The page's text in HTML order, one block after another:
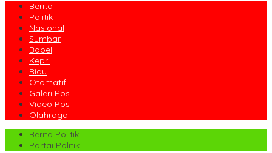
Berita
Politik
Nasional
Sumbar
Babel
Kepri
Riau
Otomatif
Galeri Pos
Video Pos
Olahraga
Berita Politik
Partai Politik